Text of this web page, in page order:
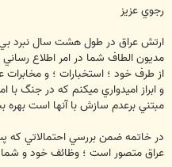
رجوي عزيز
ارتش عراق در طول هشت سال نبرد بي
مديون الطاف شما در امر اطلاع
از طرف خود ؛ استخبارات ؛ و
و ابراز اميدواري ميكنم كه در جنگ با
مبتني برعدم سازش با آنها است بهره
در خاتمه ضمن بررسي احتمالاتي كه
عراق متصور است ؛ وظائف خود و شما